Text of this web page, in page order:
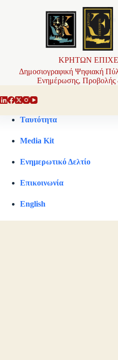
ΚΡΗΤΩΝ
Δημοσιογραφική Ψηφιακή
Ενημέρωσης, Προβολής
Ταυτότητα
Media Kit
Ενημερωτικό Δελτίο
Επικοινωνία
English